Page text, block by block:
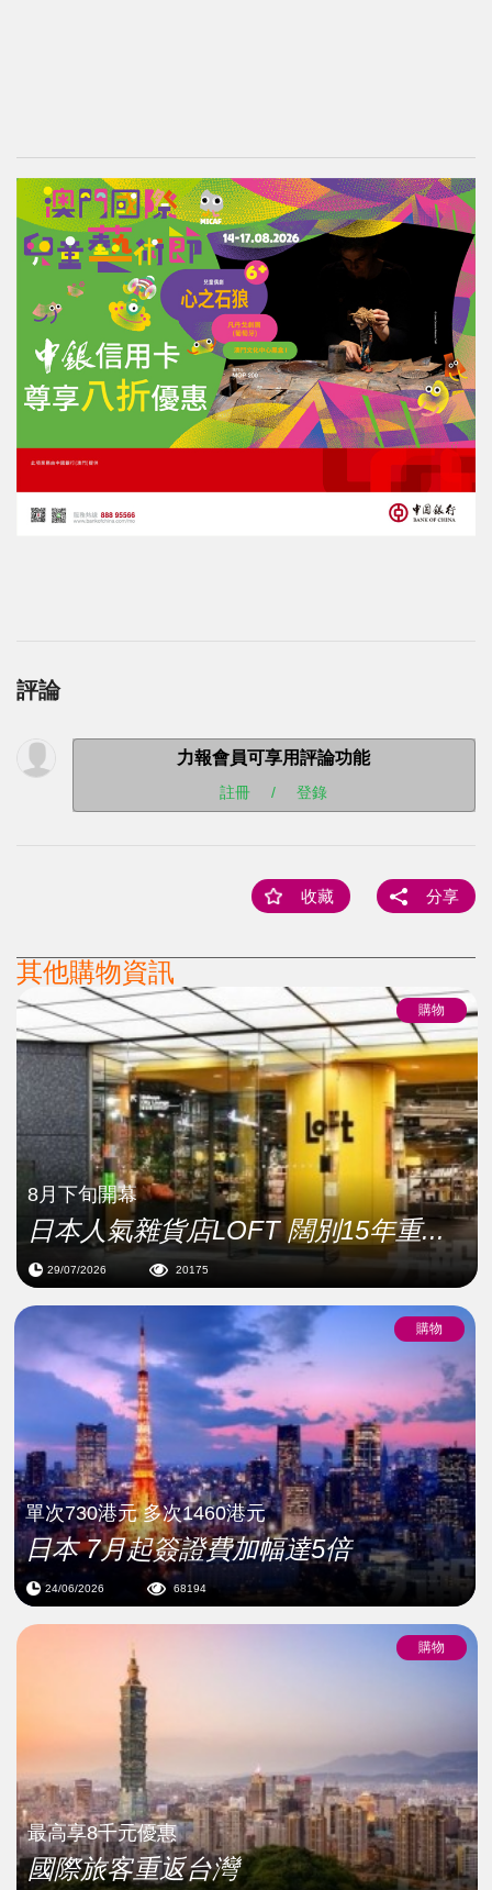
評論
力報會員可享用評論功能
註冊 / 登錄
收藏 分享
其他購物資訊
購物
8月下旬開幕
日本人氣雜貨店LOFT 闊別15年重...
29/07/2026 20175
購物
單次730港元 多次1460港元
日本 7月起簽證費加幅達5倍
24/06/2026 68194
購物
最高享8千元優惠
國際旅客重返台灣